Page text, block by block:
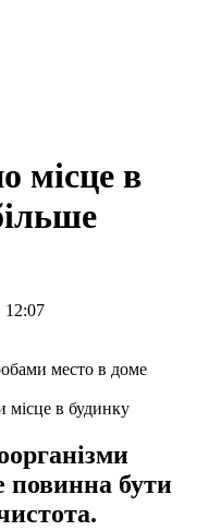
місце в
12:07
місце в будинку
повинна бути